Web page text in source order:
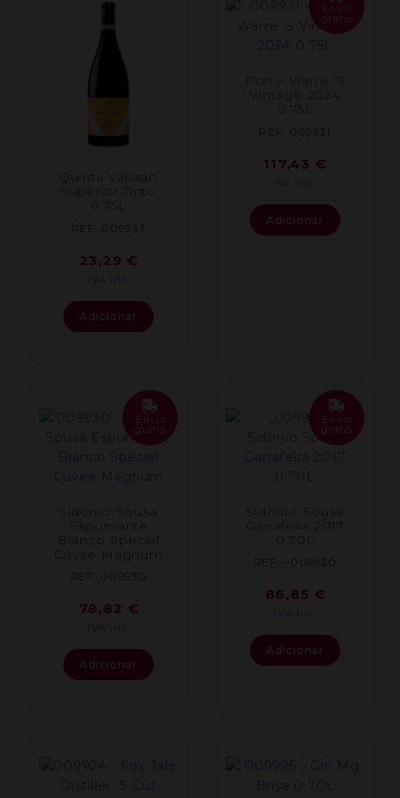
Quinta Vallado
Superior Tinto
0.75L
REF: 009933
23,29 €
Adicionar
Porto Warre´S
Vintage 2024
0.75L
REF: 009931
117,43 €
Envio
grátis
Adicionar
Sidonio Sousa
Espumante
Branco Special
Cuvee Magnum
REF: 009930
78,82 €
Envio
grátis
Adicionar
Sidonio Sousa
Garrafeira 2017
0.70L
REF: ~009930
86,85 €
Envio
grátis
Adicionar